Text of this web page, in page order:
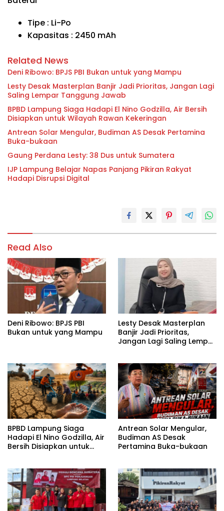
Tipe : Li-Po
Kapasitas : 2450 mAh
Related News
Deni Ribowo: BPJS PBI Bukan untuk yang Mampu
Lesty Desak Masterplan Banjir Jadi Prioritas, Jangan Lagi
Saling Lempar Tanggung Jawab
BPBD Lampung Siaga Hadapi El Nino Godzilla, Air Bersih
Disiapkan untuk Wilayah Rawan Kekeringan
Antrean Solar Mengular, Budiman AS Desak Pertamina
Buka-bukaan
Gaung Perdana Lesty: 38 Dus untuk Sumatera
IJP Lampung Belajar Napas Panjang Pikiran Rakyat
Hadapi Disrupsi Digital
Read Also
Deni Ribowo: BPJS PBI
Bukan untuk yang Mampu
Lesty Desak Masterplan
Banjir Jadi Prioritas,
Jangan Lagi Saling Lempar
BPBD Lampung Siaga
Hadapi El Nino Godzilla, Air
Bersih Disiapkan untuk
Antrean Solar Mengular,
Budiman AS Desak
Pertamina Buka-bukaan